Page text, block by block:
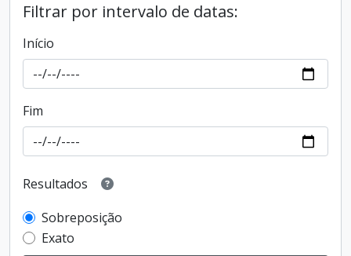
Filtrar por intervalo de datas:
Início
Fim
Resultados
Sobreposição
Exato